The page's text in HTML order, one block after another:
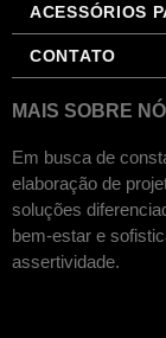
ACESSÓRIOS
CONTATO
MAIS SOBRE
Em busca de
elaboração de
soluções
bem-estar e
assertividade.